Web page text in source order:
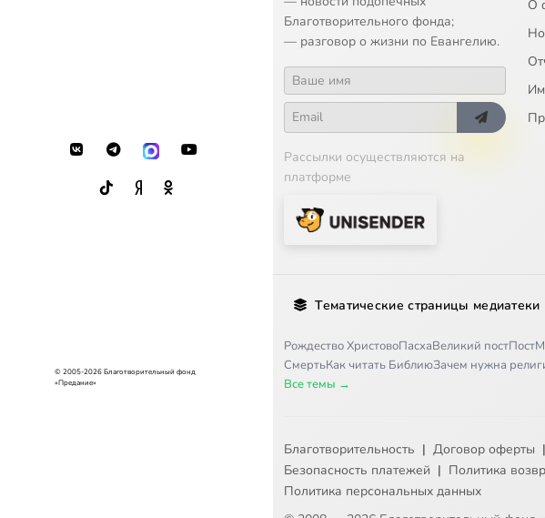
© 2005-2026 Благотворительный фонд
«Предание»
Благотворительного фонда;
— разговор о жизни по Евангелию.
Рассылки осуществляются на
платформе
О
Тематические страницы медиатеки
Рождество ХристовоПасхаВеликий постПост
СмертьКак читать БиблиюЗачем нужна
Все темы →
Благотворительность | Договор оферты |
Безопасность платежей | Политика
Политика персональных данных